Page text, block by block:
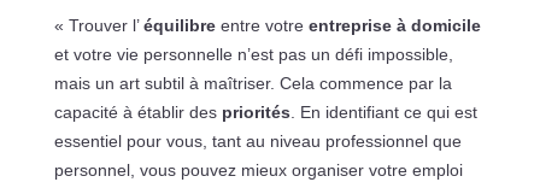
« Trouver l’équilibreentre votre entreprise à domicile
et votre vie personnelle n’est pas un défi impossible,
mais un art subtil à maîtriser. Cela commence par la
capacité à établir des priorités. En identifiant ce qui est
essentiel pour vous, tant au niveau professionnel que
personnel, vous pouvez mieux organiser votre emploi